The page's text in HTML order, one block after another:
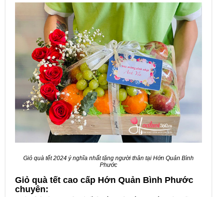
Giỏ quà tết 2024 ý nghĩa nhất tặng người thân tại Hớn Quản Bình
Phước
Giỏ quà tết cao cấp Hớn Quản Bình Phước
chuyên: